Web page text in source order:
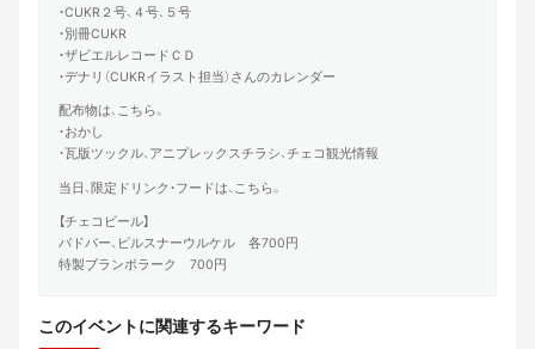
・CUKR２号、４号、５号
・別冊CUKR
・ザビエルレコードＣＤ
・デナリ（CUKRイラスト担当）さんのカレンダー
配布物は、こちら。
・おかし
・瓦版ツックル、アニプレックスチラシ、チェコ観光情報
当日、限定ドリンク・フードは、こちら。
【チェコビール】
バドバー、ピルスナーウルケル 各700円
特製ブランボラーク 700円
このイベントに関連するキーワード